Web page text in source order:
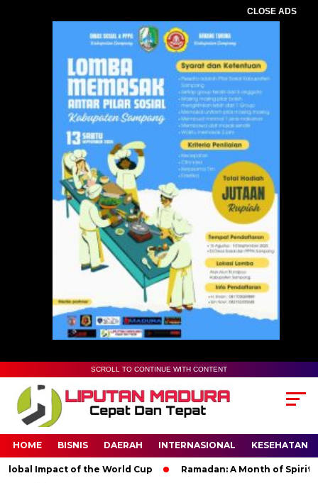
CLOSE ADS
SCROLL TO CONTINUE WITH CONTENT
HOME BISNIS DAERAH INTERNASIONAL KESEHATAN
Impact of the World Cup Ramadan: A Month of Spiritual